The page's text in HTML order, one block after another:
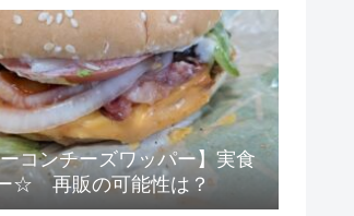
コンチーズワッパー】実食
☆ 再販の可能性は？